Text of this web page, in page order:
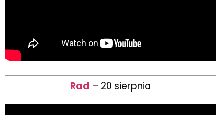
Rad – 20 sierpnia